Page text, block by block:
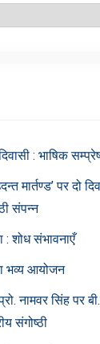
: भाषिक
मार्तण्ड’ पर दो
संपन्न
: शोध संभावनाएँ
भव्य आयोजन
नामवर सिंह पर
संगोष्ठी